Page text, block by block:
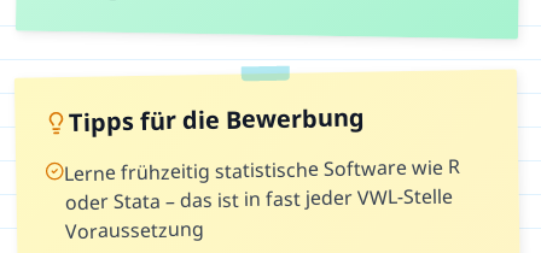
Tipps für die Bewerbung
Lerne frühzeitig statistische Software wie R
oder Stata – das ist in fast jeder VWL-Stelle
Voraussetzung